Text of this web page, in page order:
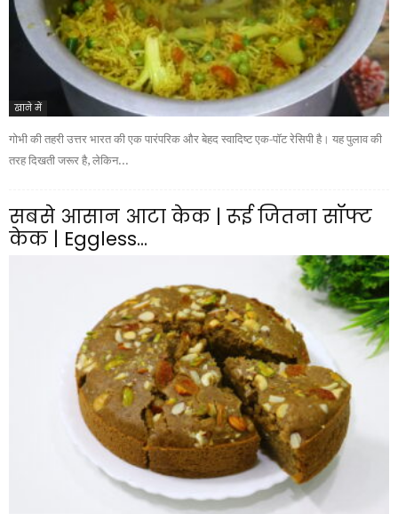
खाने में
गोभी की तहरी उत्तर भारत की एक पारंपरिक और बेहद स्वादिष्ट एक-पॉट रेसिपी है। यह पुलाव की
तरह दिखती जरूर है, लेकिन...
सबसे आसान आटा केक | रूई जितना सॉफ्ट
केक | Eggless...